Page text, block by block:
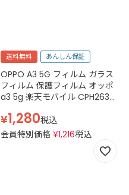
送料無料 あんしん保証
OPPO A3 5G フィルム ガラス
フィルム 保護フィルム オッポ
a3 5g 楽天モバイル CPH2639
スマホフィルム 透明 クリア
¥1,280税込
会員特別価格 ¥1,216税込